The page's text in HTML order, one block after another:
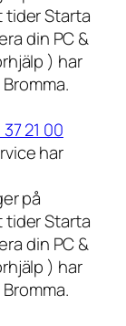
tider Starta
din PC &
) har
21 00
har
på
tider Starta
din PC &
) har